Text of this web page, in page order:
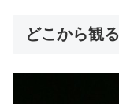
どこから観